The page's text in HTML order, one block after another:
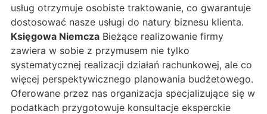
usług otrzymuje osobiste traktowanie, co gwarantuje
dostosować nasze usługi do natury biznesu klienta.
Księgowa Niemcza Bieżące realizowanie firmy
zawiera w sobie z przymusem nie tylko
systematycznej realizacji działań rachunkowej, ale co
więcej perspektywicznego planowania budżetowego.
Oferowane przez nas organizacja specjalizujące się w
podatkach przygotowuje konsultacje eksperckie